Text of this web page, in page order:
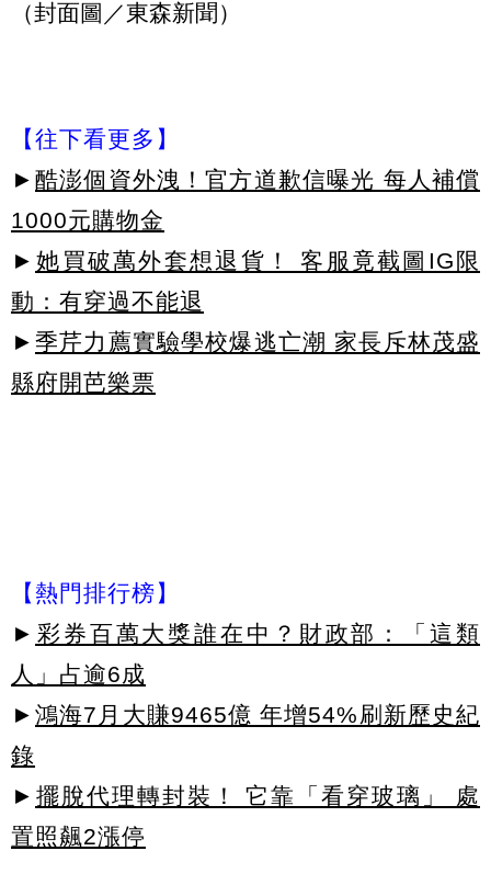
（封面圖／東森新聞）
【往下看更多】
► 酷澎個資外洩！官方道歉信曝光 每人補償
1000元購物金
► 她買破萬外套想退貨！ 客服竟截圖IG限
動：有穿過不能退
► 季芹力薦實驗學校爆逃亡潮 家長斥林茂盛
縣府開芭樂票
【熱門排行榜】
► 彩券百萬大獎誰在中？財政部：「這類
人」占逾6成
► 鴻海7月大賺9465億 年增54%刷新歷史紀
錄
► 擺脫代理轉封裝！ 它靠「看穿玻璃」 處
置照飆2漲停